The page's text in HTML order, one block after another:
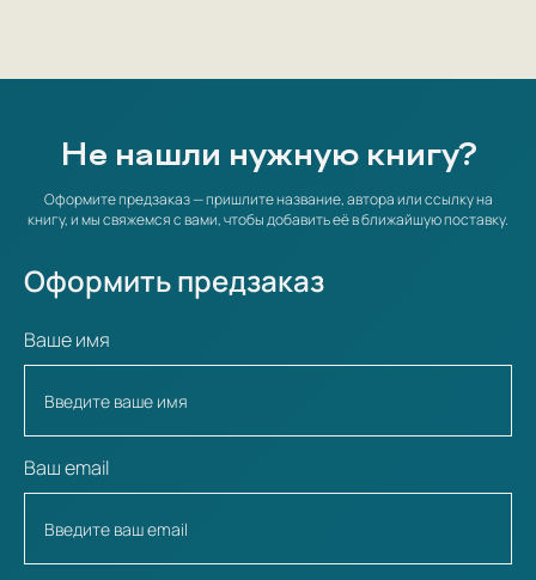
Не нашли нужную книгу?
Оформите предзаказ — пришлите название, автора или ссылку на
книгу, и мы свяжемся с вами, чтобы добавить её в ближайшую поставку.
Оформить предзаказ
Ваше имя
Ваш email